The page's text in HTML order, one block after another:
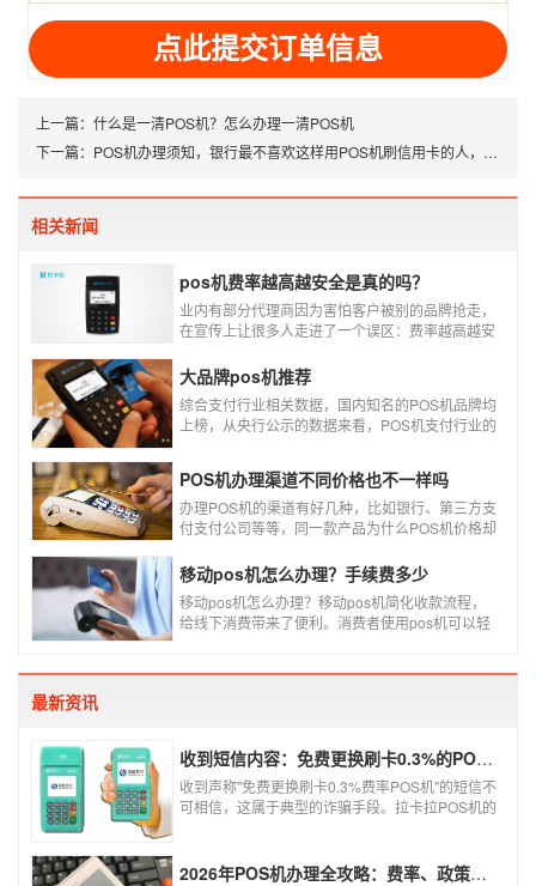
址
上一篇： 什么是一清POS机？怎么办理一清POS机
下一篇： POS机办理须知，银行最不喜欢这样用POS机刷信用卡的人，赶紧看看
相关新闻
pos机费率越高越安全是真的吗？
业内有部分代理商因为害怕客户被别的品牌抢走，
在宣传上让很多人走进了一个误区：费率越高越安
真的是这样吗?
大品牌pos机推荐
综合支付行业相关数据，国内知名的POS机品牌均
上榜，从央行公示的数据来看，POS机支付行业的
POS机品牌各种各样，每年支付公司都会上几个新
品牌，所以我们在选择POS机的时候，一定认证正
规一清机。
POS机办理渠道不同价格也不一样吗
办理POS机的渠道有好几种，比如银行、第三方支
付支付公司等等，同一款产品为什么POS机价格却
和大家说说为什么同一款产品会有好几个价格，究
竟是什么原因呢？
移动pos机怎么办理？手续费多少
移动pos机怎么办理？移动pos机简化收款流程，
给线下消费带来了便利。消费者使用pos机可以轻
最新资讯
收到短信内容：免费更换刷卡0.3%的POS机，可以相信吗？
收到声称"免费更换刷卡0.3%费率POS机"的短信不
可相信，这属于典型的诈骗手段。拉卡拉POS机的
风险。以下结合权威信息分析原因及应对建议：2026年POS机办理全攻略：费率、政策、避坑一篇讲清